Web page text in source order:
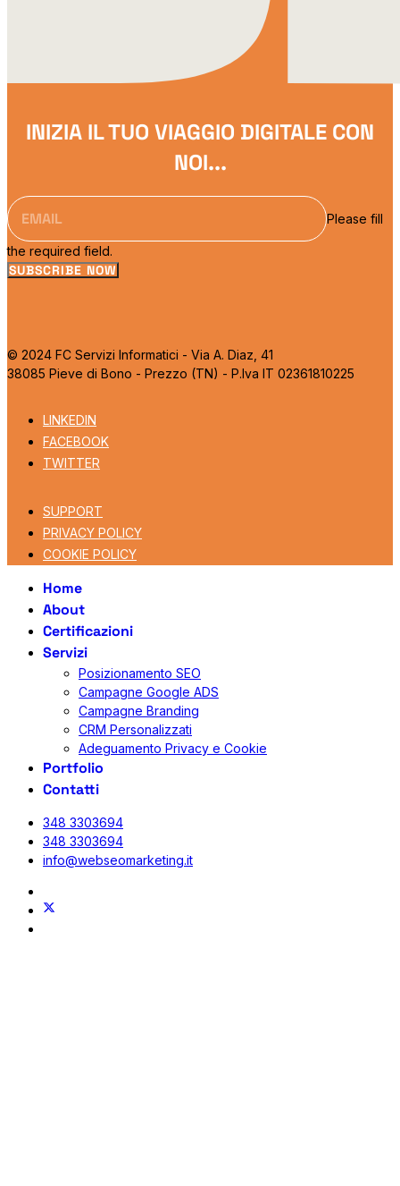
INIZIA IL TUO VIAGGIO DIGITALE CON
NOI...
Please fill
the required field.
SUBSCRIBE NOW
© 2024 FC Servizi Informatici - Via A. Diaz, 41
38085 Pieve di Bono - Prezzo (TN) - P.Iva IT 02361810225
LINKEDIN
FACEBOOK
TWITTER
SUPPORT
PRIVACY POLICY
COOKIE POLICY
Home
About
Certificazioni
Servizi
Posizionamento SEO
Campagne Google ADS
Campagne Branding
CRM Personalizzati
Adeguamento Privacy e Cookie
Portfolio
Contatti
348 3303694
348 3303694
info@webseomarketing.it